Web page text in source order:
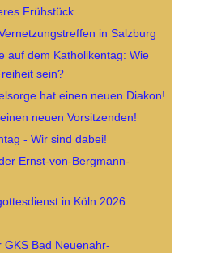
Frühstück
in Salzburg
auf dem Katholikentag: Wie
sein?
hat einen neuen Diakon!
neuen Vorsitzenden!
- Wir sind dabei!
Ernst-von-Bergmann-
in Köln 2026
Bad Neuenahr-